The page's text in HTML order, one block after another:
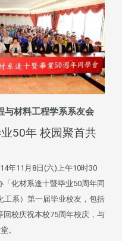
与材料工程学系系友会
50年 校园聚首共
年11月8日(六)上午10时30
化材系逢十暨毕业50周年同
工系）第一届毕业校友，包括
校庆祝本校75周年校庆，与
。